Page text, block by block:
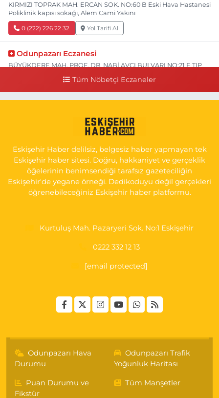
KIRMIZI TOPRAK MAH. ERCAN SOK. NO:60 B Eski Hava Hastanesi
Poliklinik kapısı sokağı, Alem Cami Yakını
0 (222) 226 22 32 Yol Tarifi Al
Odunpazarı Eczanesi
BÜYÜKDERE MAH. PROF. DR. NABİ AVCI BULVARI NO:21 E TIP
YENİDOĞAN MH.ŞEHİT SERKAN ÖZAYDIN CD.8 B ESKİ DEVLET
0 (222) 237 75 17 Yol Tarifi Al
Tüm Nöbetçi Eczaneler
Eskişehir Haber delilsiz, belgesiz haber yapmayan tek
Eskişehir haber sitesi. Doğru, hakkaniyet ve gerçeklik
öğelerinin benimsendiği tarafsız gazeteciliğin
Eskişehir'de yegane örneği. Dedikoduyu değil gerçekleri
öğrenebileceğiniz Eskişehir haber platformu.
Kurtuluş Mah. Pazaryeri Sok. No:1 Eskişehir
0222 332 12 13
[email protected]
Odunpazarı Hava
Durumu
Odunpazarı Trafik
Yoğunluk Haritası
Puan Durumu ve
Fikstür
Tüm Manşetler